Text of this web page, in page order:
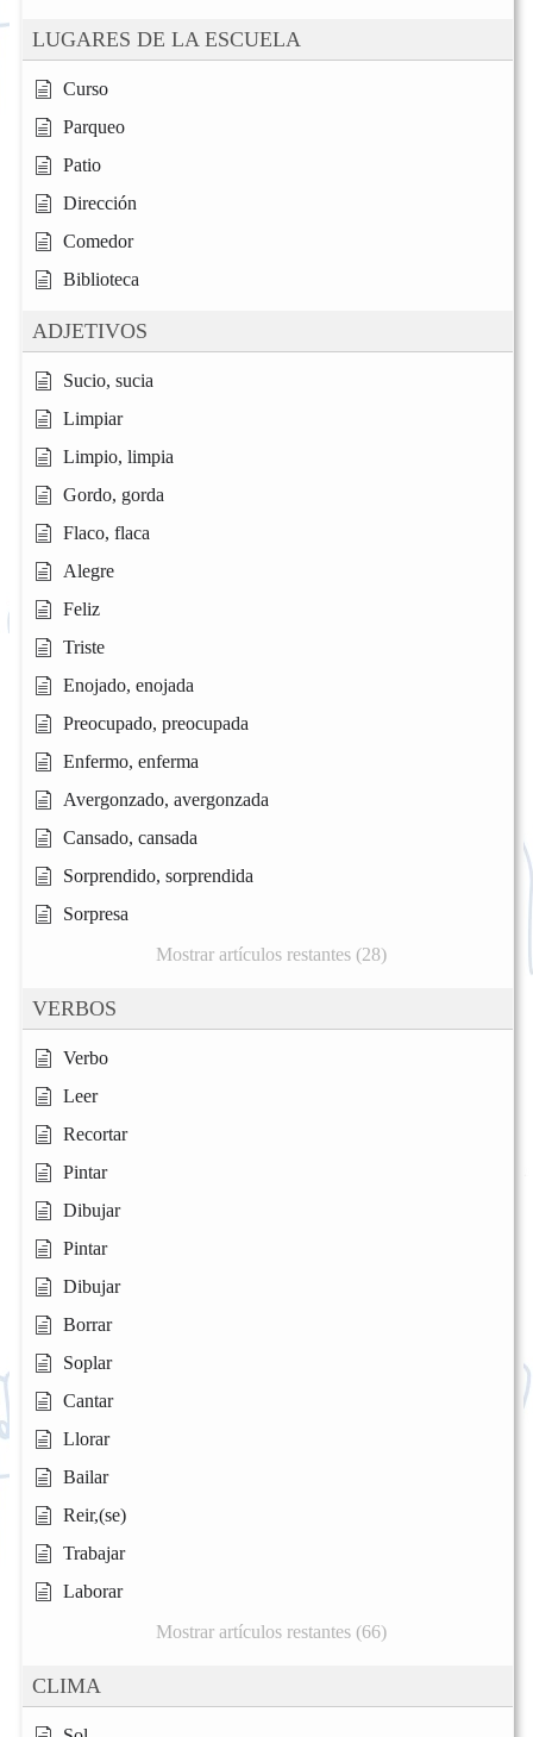
LUGARES DE LA ESCUELA
Curso
Parqueo
Patio
Dirección
Comedor
Biblioteca
ADJETIVOS
Sucio, sucia
Limpiar
Limpio, limpia
Gordo, gorda
Flaco, flaca
Alegre
Feliz
Triste
Enojado, enojada
Preocupado, preocupada
Enfermo, enferma
Avergonzado, avergonzada
Cansado, cansada
Sorprendido, sorprendida
Sorpresa
Mostrar artículos restantes (28)
VERBOS
Verbo
Leer
Recortar
Pintar
Dibujar
Pintar
Dibujar
Borrar
Soplar
Cantar
Llorar
Bailar
Reir,(se)
Trabajar
Laborar
Mostrar artículos restantes (66)
CLIMA